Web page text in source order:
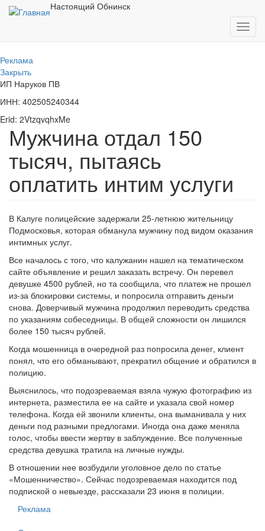
Перейти
содержанию
Настоящий Обнинск
Реклама
Закрыть
ИП Наруков ПВ
ИНН: 402505240344
Erid: 2VtzqvqhxMe
Мужчина отдал 150
тысяч, пытаясь
оплатить интим услуги
В Калуге полицейские задержали 25-летнюю жительницу
Подмосковья, которая обманула мужчину под видом оказания
интимных услуг.
Все началось с того, что калужанин нашел на тематическом
сайте объявление и решил заказать встречу. Он перевел
девушке 4500 рублей, но та сообщила, что платеж не прошел
из-за блокировки системы, и попросила отправить деньги
снова. Доверчивый мужчина продолжил переводить средства
по указаниям собеседницы. В общей сложности он лишился
более 150 тысяч рублей.
Когда мошенница в очередной раз попросила денег, клиент
понял, что его обманывают, прекратил общение и обратился в
полицию.
Выяснилось, что подозреваемая взяла чужую фотографию из
интернета, разместила ее на сайте и указала свой номер
телефона. Когда ей звонили клиенты, она выманивала у них
деньги под разными предлогами. Иногда она даже меняла
голос, чтобы ввести жертву в заблуждение. Все полученные
средства девушка тратила на личные нужды.
В отношении нее возбудили уголовное дело по статье
«Мошенничество». Сейчас подозреваемая находится под
подпиской о невыезде, рассказали 23 июня в полиции.
Реклама